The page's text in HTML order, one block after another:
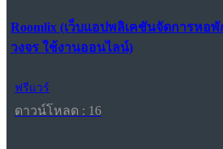
Roomlix (เว็บแอปพลิเคชันจัดการหอ
วงจร ใช้งานออนไลน์)
ฟรีแวร์
ดาวน์โหลด : 16